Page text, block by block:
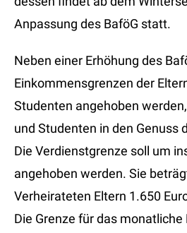
Anpassung des BaföG statt.
Neben einer Erhöhung des
Einkommensgrenzen der
Studenten angehoben
und Studenten in den Genuss
Die Verdienstgrenze soll um
angehoben werden. Sie
Verheirateten Eltern 1.650
Die Grenze für das